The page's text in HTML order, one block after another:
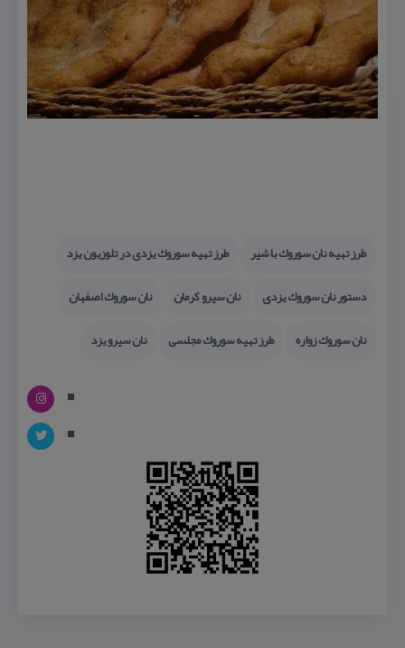
طرز تهیه نان سوروك با شیر
طرز تهیه سوروك یزدی در تلوزیون یزد
دستور نان سوروك یزدی
نان سیرو كرمان
نان سوروك اصفهان
نان سوروك زواره
طرز تهیه سوروك مجلسی نان سیرو یزد